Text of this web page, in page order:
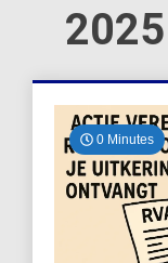
2025
0 Minutes